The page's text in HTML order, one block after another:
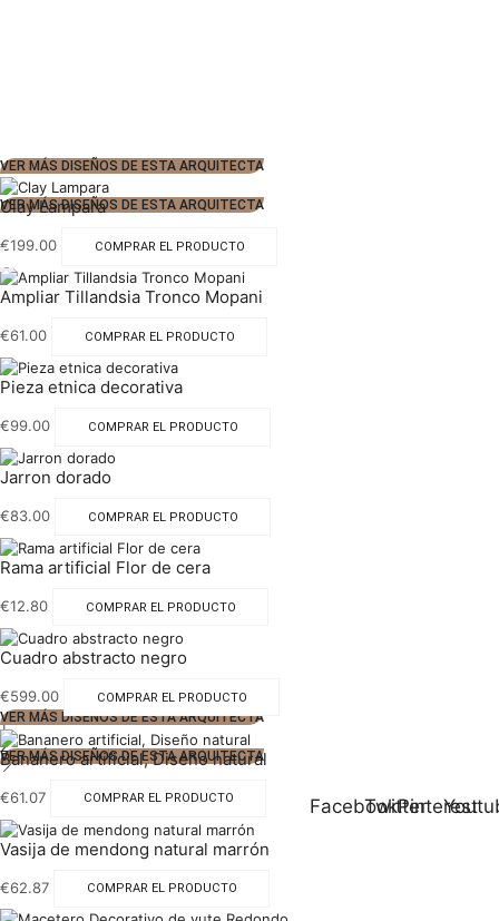
VER MÁS DISEÑOS DE ESTA ARQUITECTA
VER MÁS DISEÑOS DE ESTA ARQUITECTA
Clay Lampara
€199.00 COMPRAR EL PRODUCTO
Ampliar Tillandsia Tronco Mopani
€61.00 COMPRAR EL PRODUCTO
Pieza etnica decorativa
€99.00 COMPRAR EL PRODUCTO
Jarron dorado
€83.00 COMPRAR EL PRODUCTO
Rama artificial Flor de cera
€12.80 COMPRAR EL PRODUCTO
Cuadro abstracto negro
€599.00 COMPRAR EL PRODUCTO
1
2
FacebookTwitterPinterest
VER MÁS DISEÑOS DE ESTA ARQUITECTA
VER MÁS DISEÑOS DE ESTA ARQUITECTA
Bananero artificial, Diseño natural
€61.07 COMPRAR EL PRODUCTO
Vasija de mendong natural marrón
€62.87 COMPRAR EL PRODUCTO